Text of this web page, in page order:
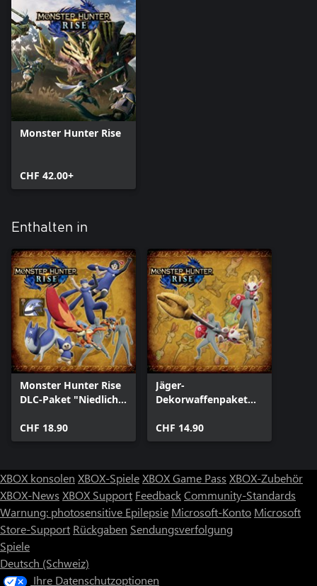
Monster Hunter Rise
CHF 42.00+
Enthalten in
Monster Hunter Rise
DLC-Paket "Niedlich
CHF 18.90
Jäger-
Dekorwaffenpaket
Monster"
CHF 14.90
XBOX konsolen XBOX-SpieleXBOX Game Pass XBOX-Zubehör
XBOX-News XBOX Support FeedbackCommunity-Standards
Warnung: photosensitive Epilepsie Microsoft-Konto Microsoft
Store-Support Rückgaben Sendungsverfolgung
Spiele
Deutsch (Schweiz)
Ihre Datenschutzoptionen